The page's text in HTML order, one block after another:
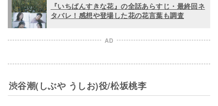
『いちばんすきな花』の全話あらすじ・最終回ネ
タバレ！感想や登場した花の花言葉も調査
AD
渋谷潮(しぶや うしお)役/松坂桃李